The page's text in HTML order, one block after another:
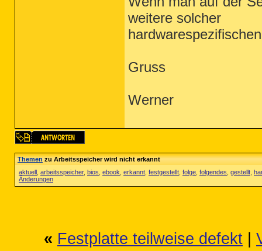
weitere solcher
Gruss
Werner
Themenzu Arbeitsspeicher wird nicht erkannt
aktuell arbeitsspeicher, bios ebook erkannt festgestellt folge folgendes gestellt
Änderungen
« Festplatte teilweise defekt